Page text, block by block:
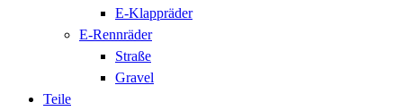
E-Klappräder
E-Rennräder
Straße
Gravel
Teile